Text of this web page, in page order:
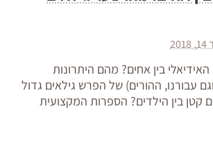
בין אחים? מהם היתרונות
עבורנו, ההורים) של הפרש גילאים גדול
קטן בין הילדים? הספרות המקצועית